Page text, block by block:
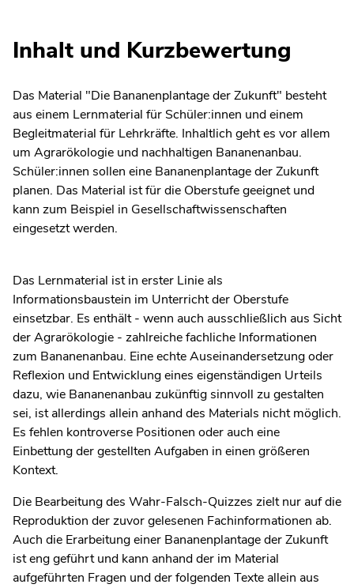
Inhalt und Kurzbewertung
Das Material "Die Bananenplantage der Zukunft" besteht
aus einem Lernmaterial für Schüler:innen und einem
Begleitmaterial für Lehrkräfte. Inhaltlich geht es vor allem
um Agrarökologie und nachhaltigen Bananenanbau.
Schüler:innen sollen eine Bananenplantage der Zukunft
planen. Das Material ist für die Oberstufe geeignet und
kann zum Beispiel in Gesellschaftwissenschaften
eingesetzt werden.
Das Lernmaterial ist in erster Linie als
Informationsbaustein im Unterricht der Oberstufe
einsetzbar. Es enthält - wenn auch ausschließlich aus Sicht
der Agrarökologie - zahlreiche fachliche Informationen
zum Bananenanbau. Eine echte Auseinandersetzung oder
Reflexion und Entwicklung eines eigenständigen Urteils
dazu, wie Bananenanbau zukünftig sinnvoll zu gestalten
sei, ist allerdings allein anhand des Materials nicht möglich.
Es fehlen kontroverse Positionen oder auch eine
Einbettung der gestellten Aufgaben in einen größeren
Kontext.
Die Bearbeitung des Wahr-Falsch-Quizzes zielt nur auf die
Reproduktion der zuvor gelesenen Fachinformationen ab.
Auch die Erarbeitung einer Bananenplantage der Zukunft
ist eng geführt und kann anhand der im Material
aufgeführten Fragen und der folgenden Texte allein aus